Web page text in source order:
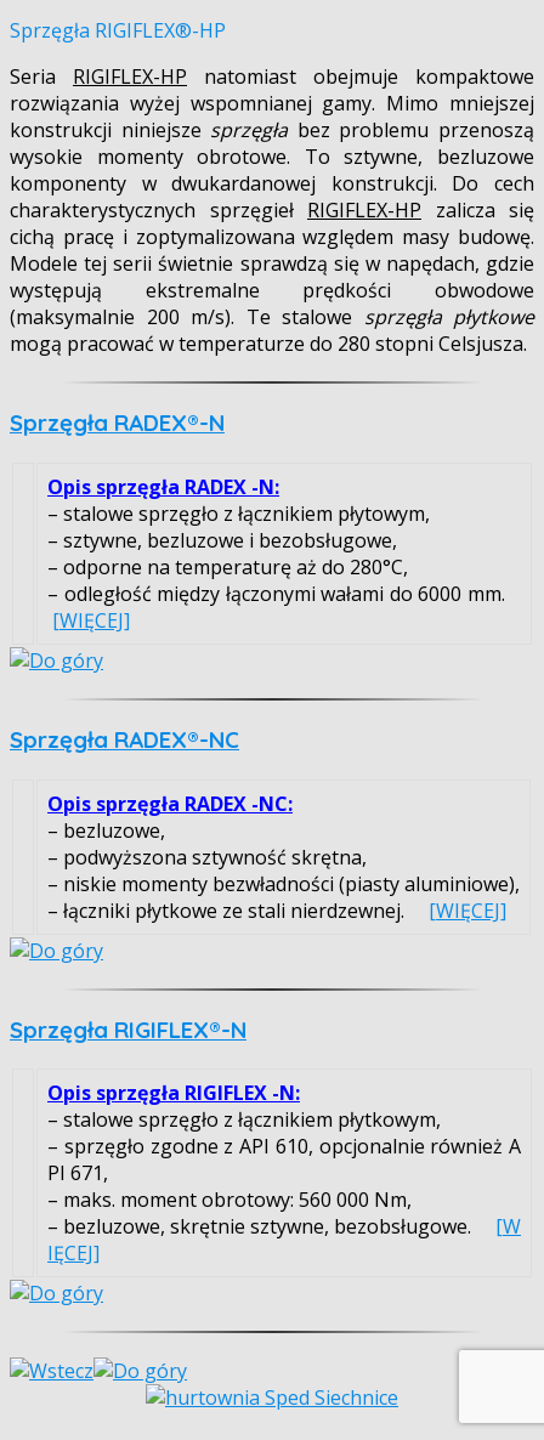
Sprzęgła RIGIFLEX®-HP
Seria RIGIFLEX-HP natomiast obejmuje kompaktowe
rozwiązania wyżej wspomnianej gamy. Mimo mniejszej
konstrukcji niniejsze sprzęgłabez problemu przenoszą
wysokie momenty obrotowe. To sztywne, bezluzowe
komponenty w dwukardanowej konstrukcji. Do cech
charakterystycznych sprzęgieł RIGIFLEX-HP zalicza się
cichą pracę i zoptymalizowana względem masy budowę.
Modele tej serii świetnie sprawdzą się w napędach, gdzie
występują ekstremalne prędkości obwodowe
(maksymalnie 200 m/s). Te stalowe sprzęgła płytkowe
mogą pracować w temperaturze do 280 stopni Celsjusza.
Sprzęgła RADEX®-N
Opis sprzęgła RADEX -N:
– stalowe sprzęgło z łącznikiem płytowym,
– sztywne, bezluzowe i bezobsługowe,
– odporne na temperaturę aż do 280°C,
– odległość między łączonymi wałami do 6000 mm.
[WIĘCEJ]
Sprzęgła RADEX®-NC
Opis sprzęgła RADEX -NC:
– bezluzowe,
– podwyższona sztywność skrętna,
– niskie momenty bezwładności (piasty aluminiowe),
– łączniki płytkowe ze stali nierdzewnej. [WIĘCEJ]
Sprzęgła RIGIFLEX®-N
Opis sprzęgła RIGIFLEX -N:
– stalowe sprzęgło z łącznikiem płytkowym,
– sprzęgło zgodne z API 610, opcjonalnie również A
PI 671,
– maks. moment obrotowy: 560 000 Nm,
– bezluzowe, skrętnie sztywne, bezobsługowe. [W
IĘCEJ]